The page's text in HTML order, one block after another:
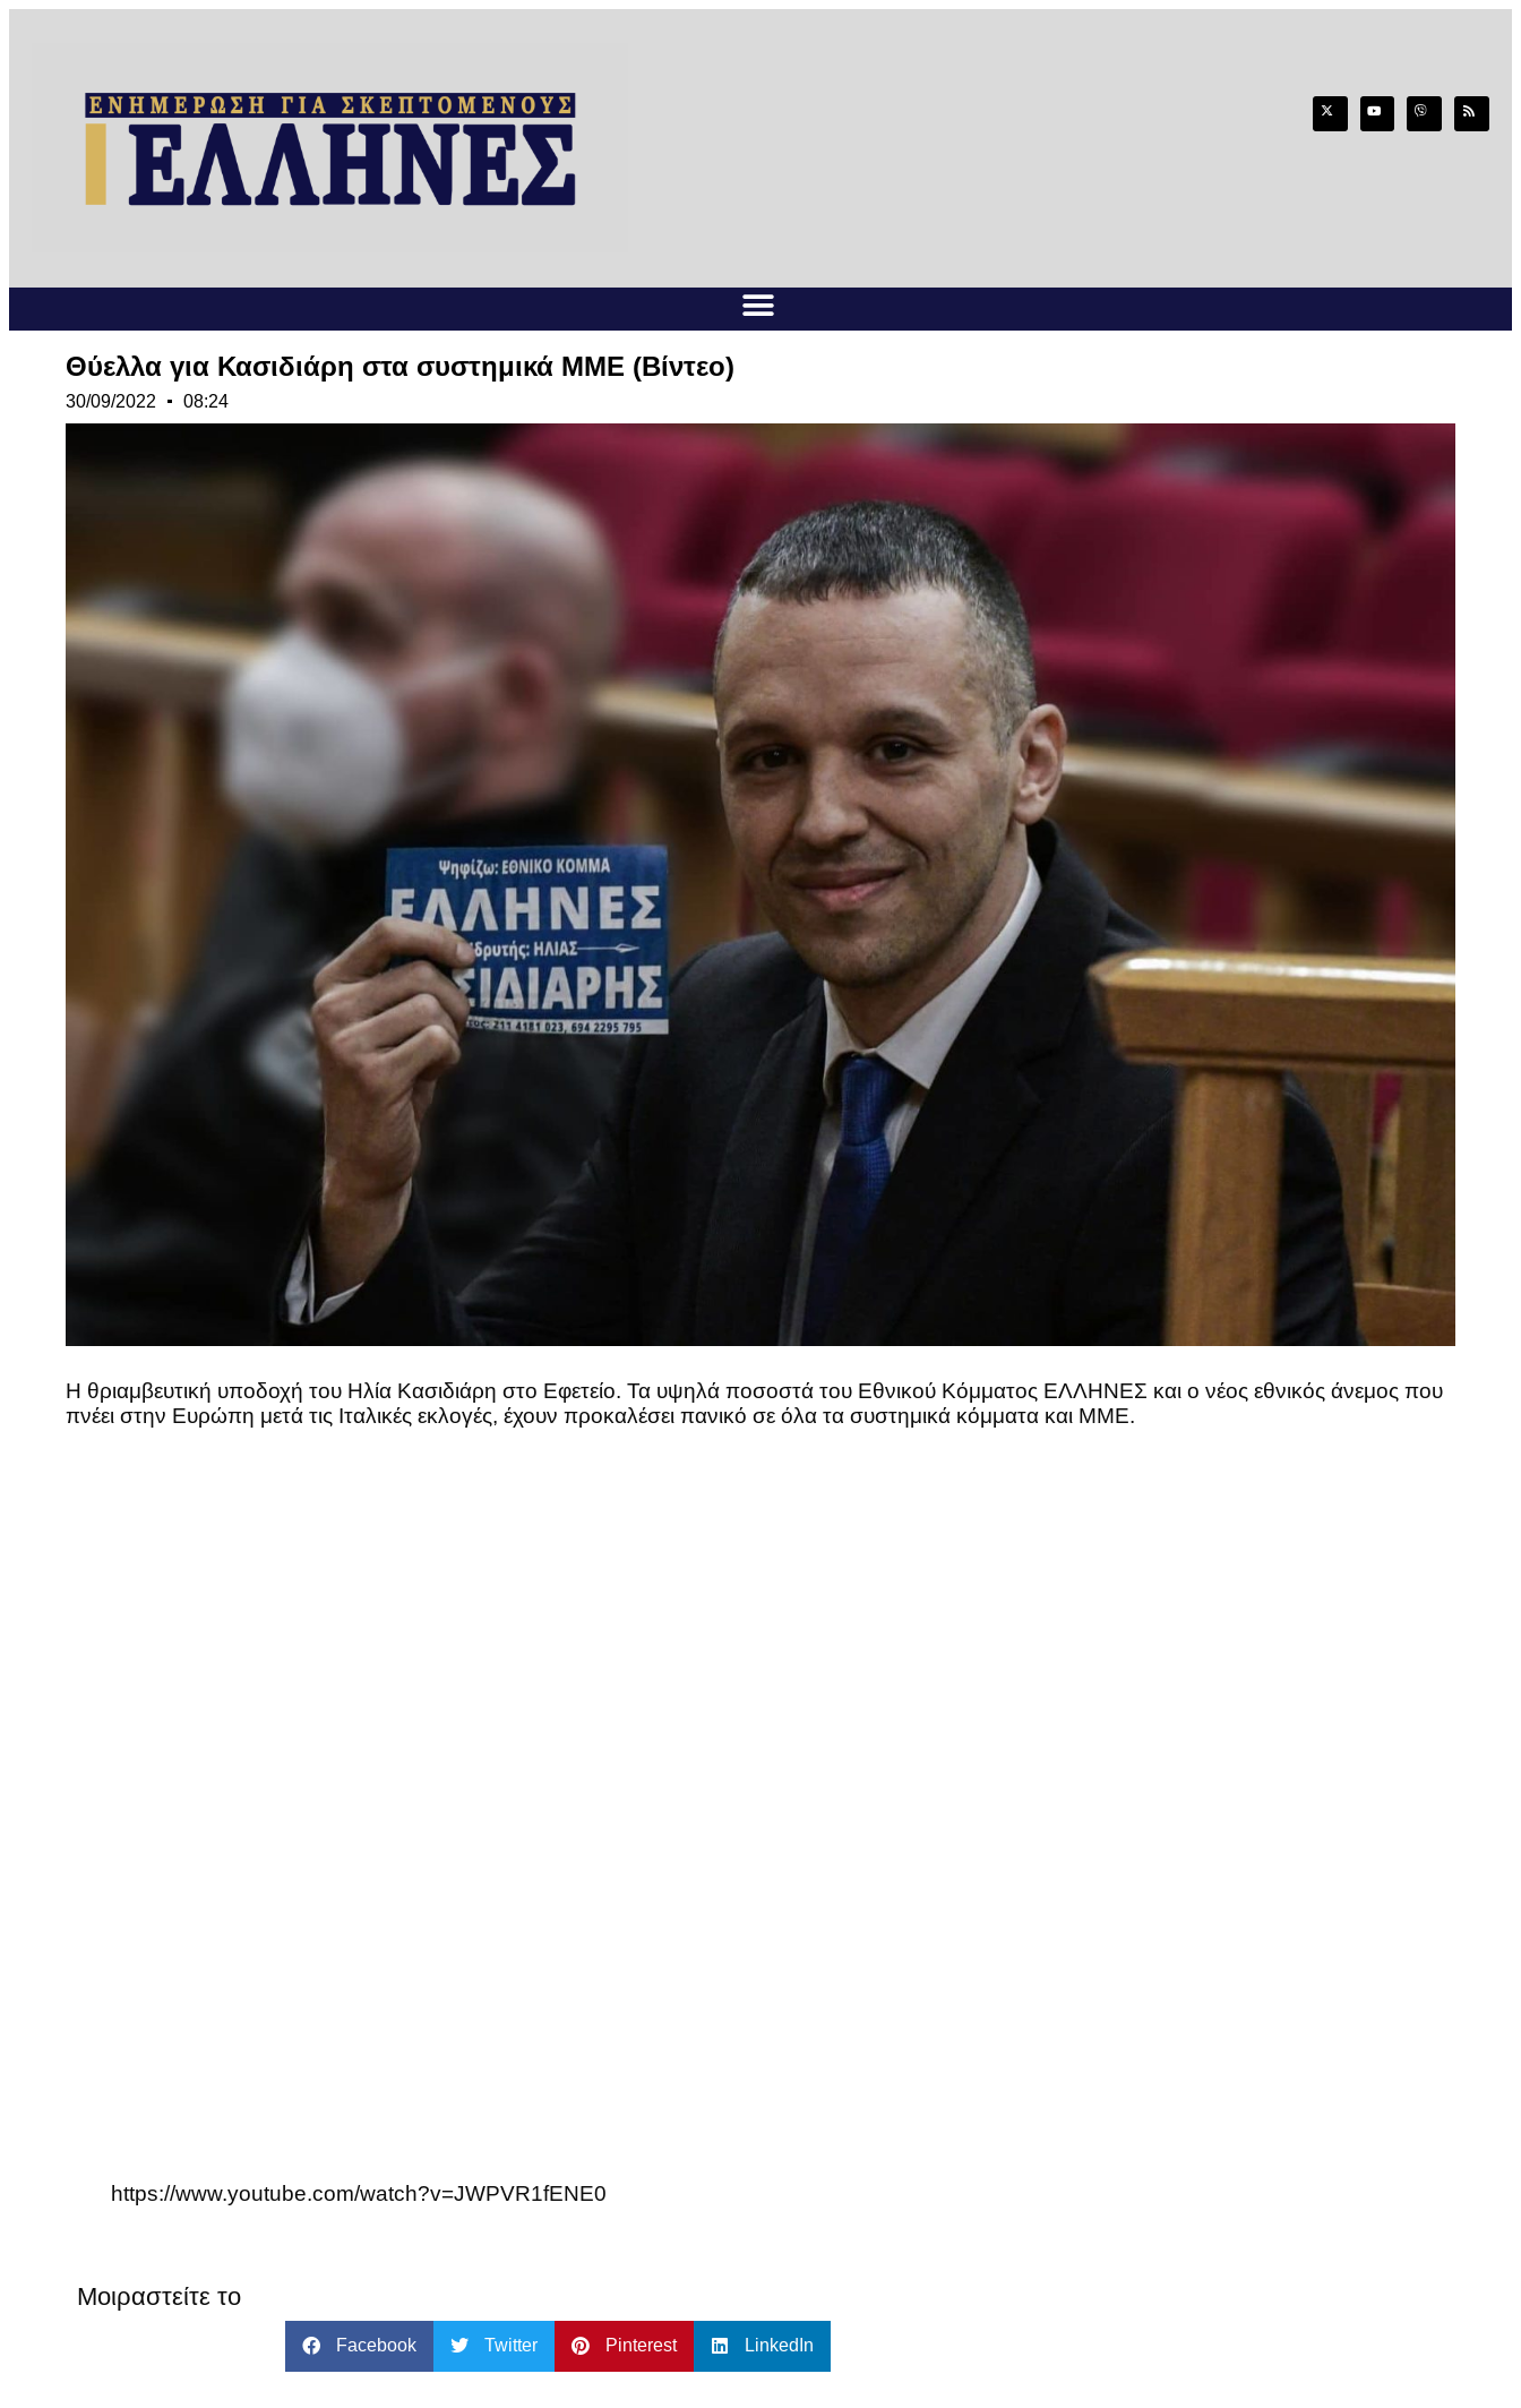
Θύελλα για Κασιδιάρη στα συστημικά ΜΜΕ (Bίντεο)
30/09/2022 08:24
Η θριαμβευτική υποδοχή του Ηλία Κασιδιάρη στο Εφετείο. Τα υψηλά ποσοστά του Εθνικού Κόμματος ΕΛΛΗΝΕΣ και ο νέος εθνικός άνεμος που
πνέει στην Ευρώπη μετά τις Ιταλικές εκλογές, έχουν προκαλέσει πανικό σε όλα τα συστημικά κόμματα και ΜΜΕ.
https://www.youtube.com/watch?v=JWPVR1fENE0
Μοιραστείτε το
Facebook Twitter Pinterest LinkedIn